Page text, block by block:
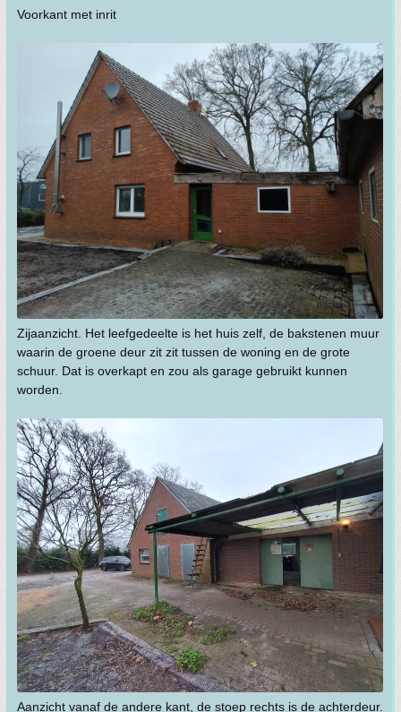
Voorkant met inrit
Zijaanzicht. Het leefgedeelte is het huis zelf, de bakstenen muur
waarin de groene deur zit zit tussen de woning en de grote
schuur. Dat is overkapt en zou als garage gebruikt kunnen
worden.
Aanzicht vanaf de andere kant, de stoep rechts is de achterdeur.